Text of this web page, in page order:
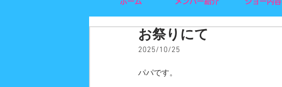
お祭りにて
2025/10/25
パパです。